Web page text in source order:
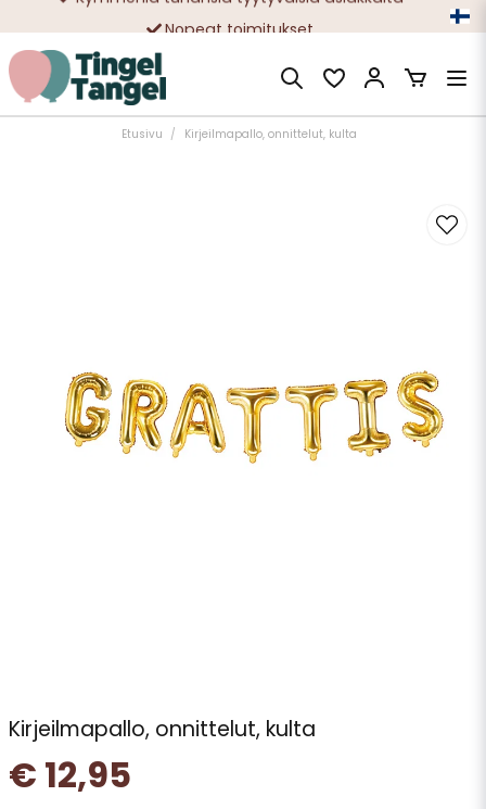
Nopeat toimitukset
Ilmainen toimitus yli 49 € tilauksille
Etusivu Kirjeilmapallo, onnittelut, kulta
Kirjeilmapallo, onnittelut, kulta
€ 12,95